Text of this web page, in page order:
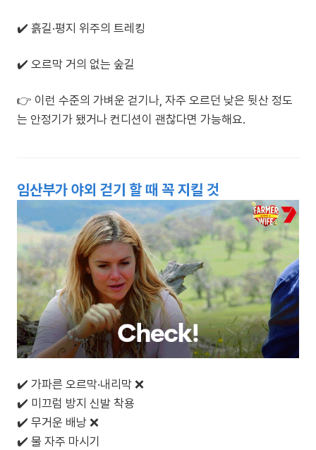
✔️ 흙길·평지 위주의 트레킹
✔️ 오르막 거의 없는 숲길
👉 이런 수준의 가벼운 걷기나, 자주 오르던 낮은 뒷산 정도
는 안정기가 됐거나 컨디션이 괜찮다면 가능해요.
임산부가 야외 걷기 할 때 꼭 지킬 것
✔️ 가파른 오르막·내리막 ❌
✔️ 미끄럼 방지 신발 착용
✔️ 무거운 배낭 ❌
✔️ 물 자주 마시기